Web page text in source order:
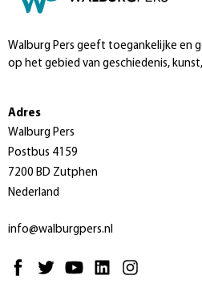
Walburg Pers geeft toegankelijke en
op het gebied van geschiedenis,
Adres
Walburg Pers
Postbus 4159
7200 BD Zutphen
Nederland
info@walburgpers.nl